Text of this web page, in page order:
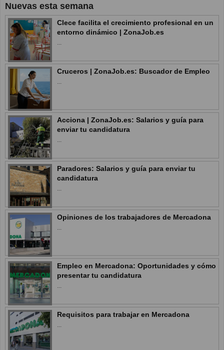
Nuevas esta semana
Clece facilita el crecimiento profesional en un
entorno dinámico | ZonaJob.es
Cruceros | ZonaJob.es: Buscador de Empleo
Acciona | ZonaJob.es: Salarios y guía para
enviar tu candidatura
Paradores: Salarios y guía para enviar tu
candidatura
Opiniones de los trabajadores de Mercadona
Empleo en Mercadona: Oportunidades y cómo
presentar tu candidatura
Requisitos para trabajar en Mercadona